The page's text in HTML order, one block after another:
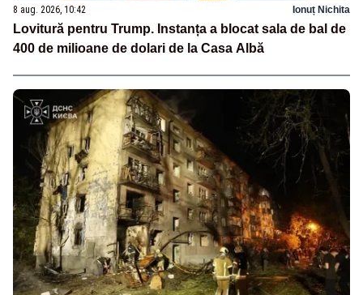
8 aug. 2026, 10:42 Ionuț Nichita
Lovitură pentru Trump. Instanța a blocat sala de bal de
400 de milioane de dolari de la Casa Albă